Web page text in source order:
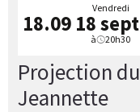
Projection
Jeannette
Vendredi
18.09 18
à 20h30